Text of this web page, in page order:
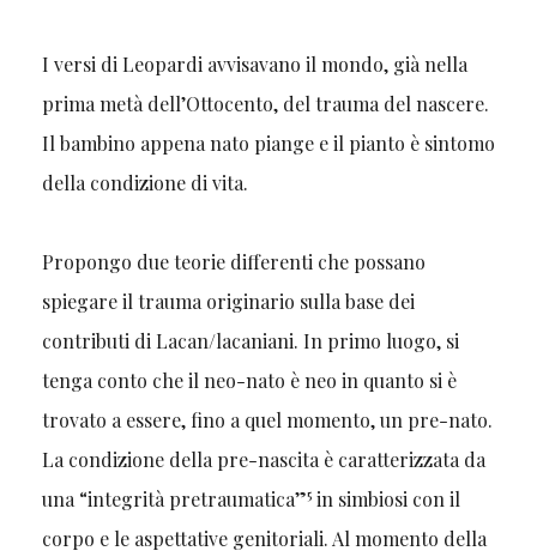
I versi di Leopardi avvisavano il mondo, già nella
prima metà dell’Ottocento, del trauma del nascere.
Il bambino appena nato piange e il pianto è sintomo
della condizione di vita.
Propongo due teorie differenti che possano
spiegare il trauma originario sulla base dei
contributi di Lacan/lacaniani. In primo luogo, si
tenga conto che il neo-nato è neo in quanto si è
trovato a essere, fino a quel momento, un pre-nato.
La condizione della pre-nascita è caratterizzata da
una “integrità pretraumatica”5in simbiosi con il
corpo e le aspettative genitoriali. Al momento della